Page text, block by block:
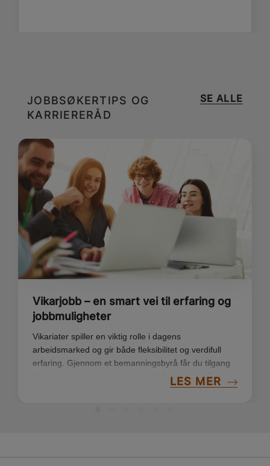
JOBBSØKERTIPS OG
KARRIERERÅD
SE ALLE
Vikarjobb – en smart vei til erfaring og
jobbmuligheter
Vikariater spiller en viktig rolle i dagens
arbeidsmarked og gir både fleksibilitet og verdifull
erfaring. Gjennom et bemanningsbyrå får du tilgang
til relevante jobbmuligheter, samtidig som du får
støtte og oppfølging på veien. Her er noen gode
LES MER